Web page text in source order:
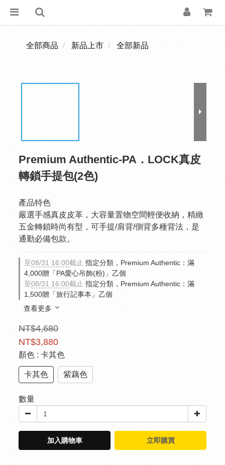
全部商品 新品上市 全部新品
Premium Authentic-PA．LOCK真皮
轉鎖手提包(2色)
產品特色
嚴選手感真皮皮革，大容量置物空間輕便收納，精緻
五金轉鎖時尚有型，可手提/肩背/側背多種背法，是
通勤必備包款。
至08/31 16:00截止 指定分類，Premium Authentic：滿
4,000贈「PA愛心吊飾(粉)」乙個
至08/31 16:00截止 指定分類，Premium Authentic：滿
1,500贈「旅行記事本」乙個
查看更多
NT$4,680
NT$3,880
顏色 : 卡其色
卡其色 紫藕色
數量
加入購物車 立即購買